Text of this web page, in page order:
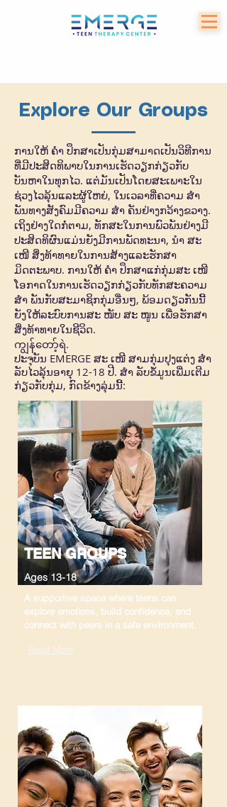
Explore Our Groups
ການໃຫ້ ຄຳ ປຶກສາເປັນກຸ່ມສາມາດເປັນວິທີການ
ທີ່ມີປະສິດທິພາບໃນການເຮັດວຽກກ່ຽວກັບ
ບັນຫາໃນທຸກໄວ. ແຕ່ມັນເປັນໂດຍສະເພາະໃນ
ຊ່ວງໄວລຸ້ນແລະຜູ້ໃຫຍ່, ໃນເວລາທີ່ຄວາມ ສຳ
ພັນທາງສັງຄົມມີຄວາມ ສຳ ຄັນຢ່າງກວ້າງຂວາງ.
ເຖິງຢ່າງໃດກໍ່ຕາມ, ທັກສະໃນການພົວພັນຢ່າງມີ
ປະສິດທິຜົນແມ່ນຍັງມີການພັດທະນາ, ນຳ ສະ
ເໜີ ສິ່ງທ້າທາຍໃນການສ້າງແລະຮັກສາ
ມິດຕະພາບ. ການໃຫ້ ຄຳ ປຶກສາແກ່ກຸ່ມສະ ເໜີ
ໂອກາດໃນການເຮັດວຽກກ່ຽວກັບທັກສະຄວາມ
ສຳ ພັນກັບສະມາຊິກກຸ່ມອື່ນໆ, ພ້ອມດຽວກັນນີ້
ຍັງໃຫ້ລະບົບການສະ ໜັບ ສະ ໜູນ ເພື່ອຮັກສາ
ສິ່ງທ້າທາຍໃນຊີວິດ.
ကျွန်တော့်ရဲ.
ປະຈຸບັນ EMERGE ສະ ເໜີ ສາມກຸ່ມປຸງແຕ່ງ ສຳ
ລັບໄວລຸ້ນອາຍຸ 12-18 ປີ. ສຳ ລັບຂໍ້ມູນເພີ່ມເຕີມ
ກ່ຽວກັບກຸ່ມ, ກົດຂ້າງລຸ່ມນີ້:
TEEN GROUPS
Ages 13-18
​A supportive space where teens can
explore emotions, build confidence, and
connect with peers in a safe environment.
Read More